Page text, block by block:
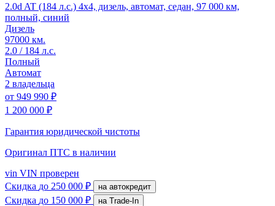
2.0d AT (184 л.с.) 4x4, дизель, автомат, седан, 97 000 км,
полный, синий
Дизель
97000 км.
2.0 / 184 л.с.
Полный
Автомат
2 владельца
от 949 990 ₽
1 200 000 ₽
Гарантия юридической чистоты
Оригинал ПТС в наличии
vin VIN проверен
Скидка до 250 000 ₽ на автокредит
Скидка до 150 000 ₽
на Trade-In